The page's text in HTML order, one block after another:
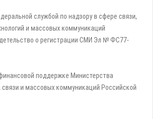
службой по надзору в сфере связи,
и массовых коммуникаций
о регистрации СМИ Эл № ФС77-
поддержке Министерства
связи и массовых коммуникаций Российской